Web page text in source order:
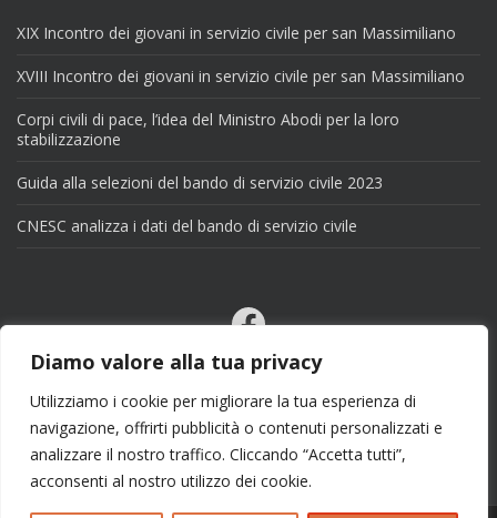
Diamo valore alla tua privacy
Utilizziamo i cookie per migliorare la tua esperienza di
navigazione, offrirti pubblicità o contenuti personalizzati e
analizzare il nostro traffico. Cliccando “Accetta tutti”,
acconsenti al nostro utilizzo dei cookie.
XIX Incontro dei giovani in servizio civile per san Massimiliano
XVIII Incontro dei giovani in servizio civile per san Massimiliano
Corpi civili di pace, l’idea del Ministro Abodi per la loro
stabilizzazione
Guida alla selezioni del bando di servizio civile 2023
CNESC analizza i dati del bando di servizio civile
Facebook
Email
X